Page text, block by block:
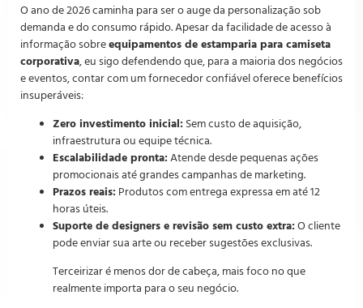
O ano de 2026 caminha para ser o auge da personalização sob
demanda e do consumo rápido. Apesar da facilidade de acesso à
informação sobreequipamentos de estamparia para camiseta
corporativa, eu sigo defendendo que, para a maioria dos negócios
e eventos, contar com um fornecedor confiável oferece benefícios
insuperáveis:
Zero investimento inicial: Sem custo de aquisição,
infraestrutura ou equipe técnica.
Escalabilidade pronta: Atende desde pequenas ações
promocionais até grandes campanhas de marketing.
Prazos reais: Produtos com entrega expressa em até 12
horas úteis.
Suporte de designers e revisão sem custo extra: O cliente
pode enviar sua arte ou receber sugestões exclusivas.
Terceirizar é menos dor de cabeça, mais foco no que
realmente importa para o seu negócio.